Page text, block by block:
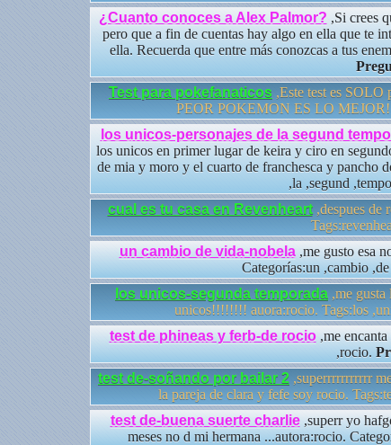
¿Cuanto conoces a Alex Palmor? ,Si crees
pero que a fin de cuentas hay algo en ella que te
ella. Recuerda que entre más conozcas a tus
Test para pokefanaticos ,Este test es
PEOR POKEMON ES LO
los unicos-personajes de la segund
los unicos en primer lugar de keira y ciro en
de mia y moro y el cuarto de franchesca y pancho
,la ,segund
cual es tu casa en Revenheart,despues de
un cambio de vida-nobela,me gusto esa
Categorías:un ,cambio
los unicos-segunda temporada ,me gusta
unicos!!!!!!!! auora:rocio. Tags:los
test de phineas y ferb-de rocio,me encanta
,rocio.
test de-soñando por bailar 2 ,superrrrrrrrrrr
la pareja de clara y fefe soy rocio.
test de-buena suerte charlie,superr yo
meses no d mi hermana ...autora:rocio.